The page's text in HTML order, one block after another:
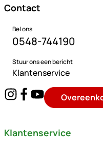
Contact
Bel ons
0548-744190
Stuur ons een bericht
Klantenservice
Klantenservice